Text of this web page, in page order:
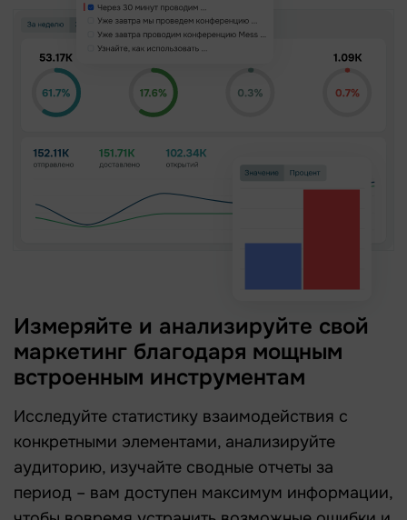
Измеряйте и анализируйте свой
маркетинг благодаря мощным
встроенным инструментам
Исследуйте статистику взаимодействия с
конкретными элементами, анализируйте
аудиторию, изучайте сводные отчеты за
период – вам доступен максимум информации,